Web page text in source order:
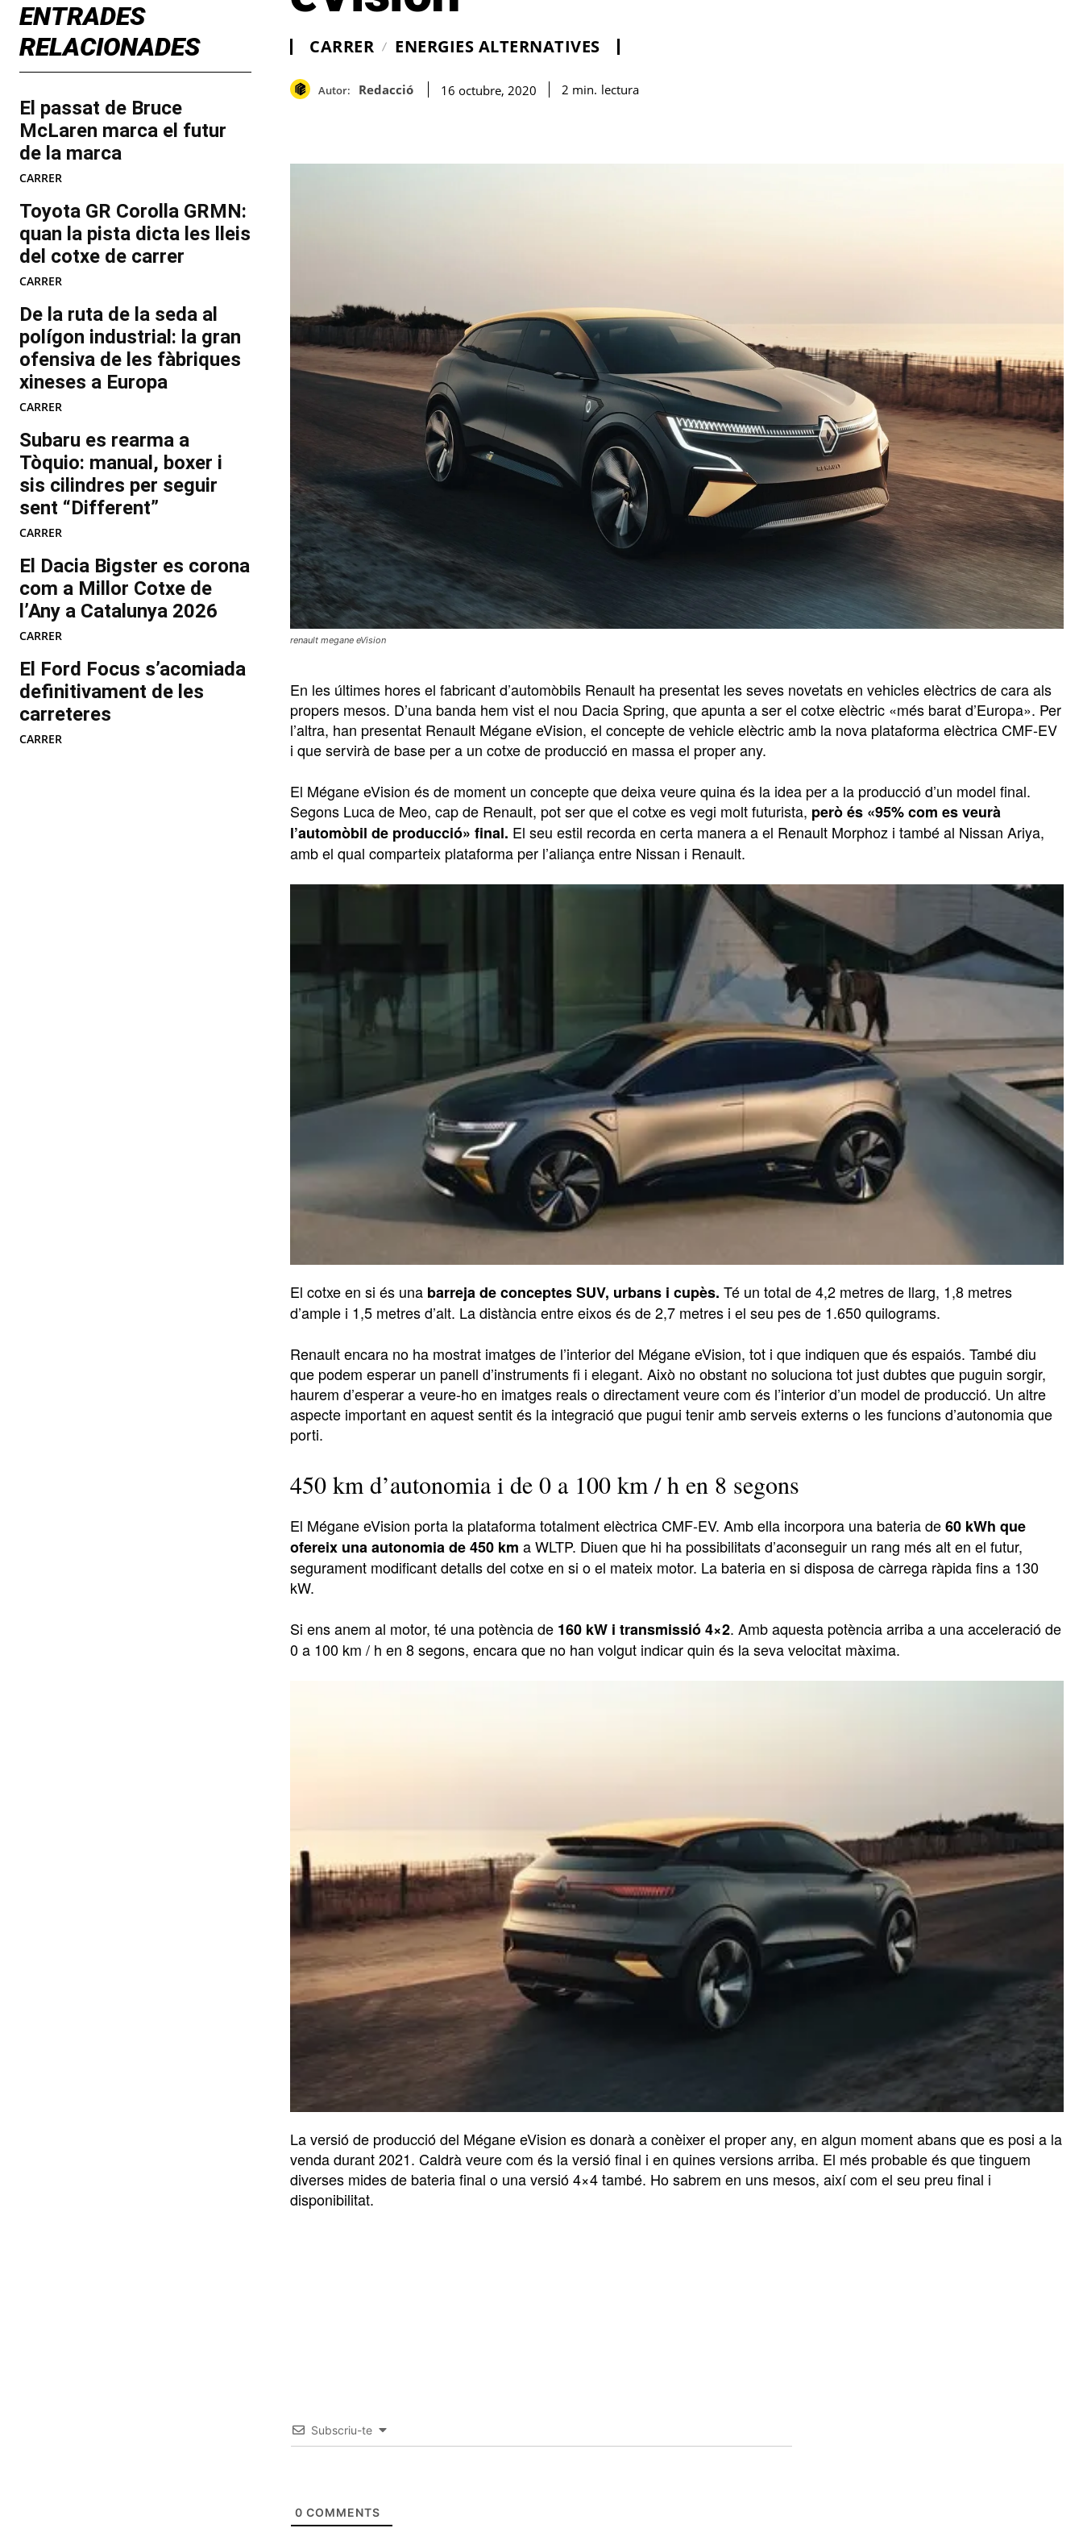
ENTRADES
RELACIONADES
El passat de Bruce
McLaren marca el futur
de la marca
CARRER
Toyota GR Corolla GRMN:
quan la pista dicta les lleis
del cotxe de carrer
CARRER
De la ruta de la seda al
polígon industrial: la gran
ofensiva de les fàbriques
xineses a Europa
CARRER
Subaru es rearma a
Tòquio: manual, boxer i
sis cilindres per seguir
sent “Different”
CARRER
El Dacia Bigster es corona
com a Millor Cotxe de
l’Any a Catalunya 2026
CARRER
El Ford Focus s’acomiada
definitivament de les
carreteres
CARRER
CARRER ENERGIES ALTERNATIVES
Autor: Redacció 16 octubre, 2020 2 min. lectura
renault megane eVision
En les últimes hores el fabricant d’automòbils Renault ha presentat les seves novetats en vehicles elèctrics de cara als
propers mesos. D’una banda hem vist el nou Dacia Spring, que apunta a ser el cotxe elèctric «més barat d’Europa». Per
l’altra, han presentat Renault Mégane eVision, el concepte de vehicle elèctric amb la nova plataforma elèctrica CMF-EV
i que servirà de base per a un cotxe de producció en massa el proper any.
El Mégane eVision és de moment un concepte que deixa veure quina és la idea per a la producció d’un model final.
Segons Luca de Meo, cap de Renault, pot ser que el cotxe es vegi molt futurista, però és «95% com es veurà
l’automòbil de producció» final. El seu estil recorda en certa manera a el Renault Morphoz i també al Nissan Ariya,
amb el qual comparteix plataforma per l’aliança entre Nissan i Renault.
El cotxe en si és una barreja de conceptes SUV, urbans i cupès. Té un total de 4,2 metres de llarg, 1,8 metres
d’ample i 1,5 metres d’alt. La distància entre eixos és de 2,7 metres i el seu pes de 1.650 quilograms.
Renault encara no ha mostrat imatges de l’interior del Mégane eVision, tot i que indiquen que és espaiós. També diu
que podem esperar un panell d’instruments fi i elegant. Això no obstant no soluciona tot just dubtes que puguin sorgir,
haurem d’esperar a veure-ho en imatges reals o directament veure com és l’interior d’un model de producció. Un altre
aspecte important en aquest sentit és la integració que pugui tenir amb serveis externs o les funcions d’autonomia que
porti.
450 km d’autonomia i de 0 a 100 km / h en 8 segons
El Mégane eVision porta la plataforma totalment elèctrica CMF-EV. Amb ella incorpora una bateria de60 kWh que
ofereix una autonomia de 450 km a WLTP. Diuen que hi ha possibilitats d’aconseguir un rang més alt en el futur,
segurament modificant detalls del cotxe en si o el mateix motor. La bateria en si disposa de càrrega ràpida fins a 130
kW.
Si ens anem al motor, té una potència de 160 kW i transmissió 4×2. Amb aquesta potència arriba a una acceleració de
0 a 100 km / h en 8 segons, encara que no han volgut indicar quin és la seva velocitat màxima.
La versió de producció del Mégane eVision es donarà a conèixer el proper any, en algun moment abans que es posi a la
venda durant 2021. Caldrà veure com és la versió final i en quines versions arriba. El més probable és que tinguem
diverses mides de bateria final o una versió 4×4 també. Ho sabrem en uns mesos, així com el seu preu final i
disponibilitat.
Subscriu-te
0 COMMENTS